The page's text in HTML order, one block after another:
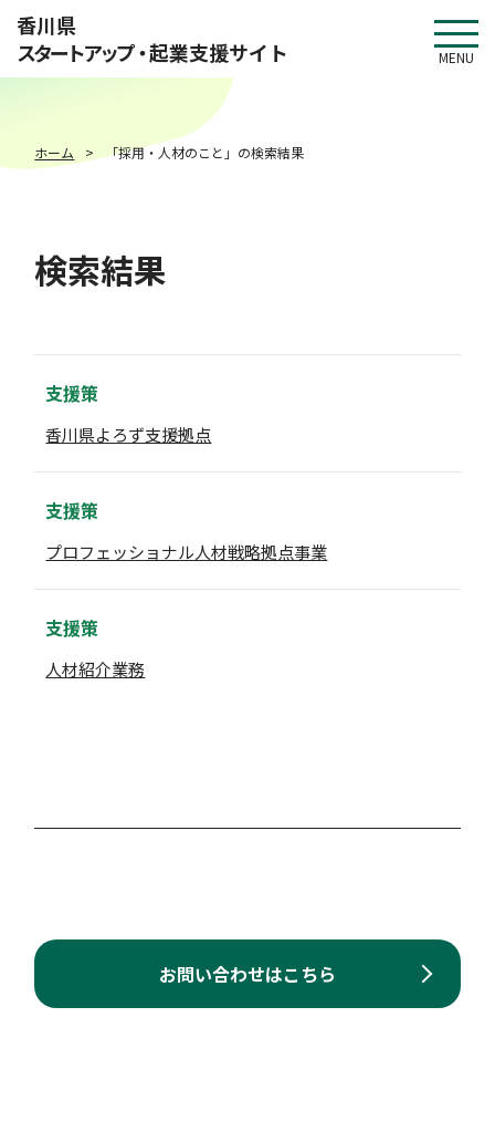
香川県
スタートアップ・起業支援サイト MENU
ホーム 「採用・人材のこと」の検索結果
検索結果
支援策
香川県よろず支援拠点
支援策
プロフェッショナル人材戦略拠点事業
支援策
人材紹介業務
お問い合わせはこちら